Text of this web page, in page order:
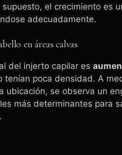
el crecimiento es
adecuadamente.
en áreas calvas
del injerto capilar es
tenían poca densidad. A
ubicación, se observa un
más determinantes para